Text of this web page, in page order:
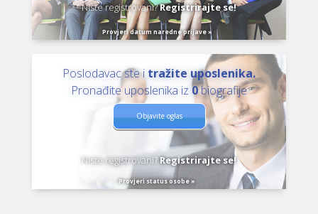
Niste registrovani?Registrirajte se!
Provjeri datum naredne prijave »
Poslodavac ste i tražite uposlenika.
Pronađite uposlenika iz 0biografije
Objavite oglas
Niste registrovani?Registrirajte se!
Provjeri status osobe »